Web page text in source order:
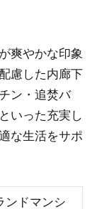
爽やかな印象
慮した内廊下
ン・追焚バ
いった充実し
な生活をサポ
ンドマンシ